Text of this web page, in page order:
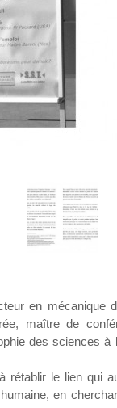
en mécanique
maître de
des sciences à
rétablir le lien qui
en